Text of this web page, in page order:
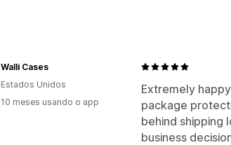
Experiência de
Página do
Upsell
Gestão de
Extremely
package
behind shipping
business
Walli Cases
Estados Unidos
10 meses usando o app